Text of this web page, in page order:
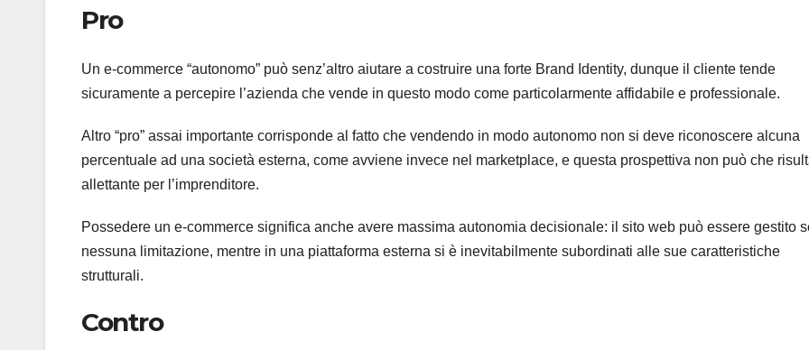
Pro
Un e-commerce “autonomo” può senz’altro aiutare a costruire una forte Brand Identity, dunque il cliente tende
sicuramente a percepire l’azienda che vende in questo modo come particolarmente affidabile e professionale.
Altro “pro” assai importante corrisponde al fatto che vendendo in modo autonomo non si deve riconoscere alcuna
percentuale ad una società esterna, come avviene invece nel marketplace, e questa prospettiva non può che
allettante per l’imprenditore.
Possedere un e-commerce significa anche avere massima autonomia decisionale: il sito web può essere gestito
nessuna limitazione, mentre in una piattaforma esterna si è inevitabilmente subordinati alle sue caratteristiche
strutturali.
Contro